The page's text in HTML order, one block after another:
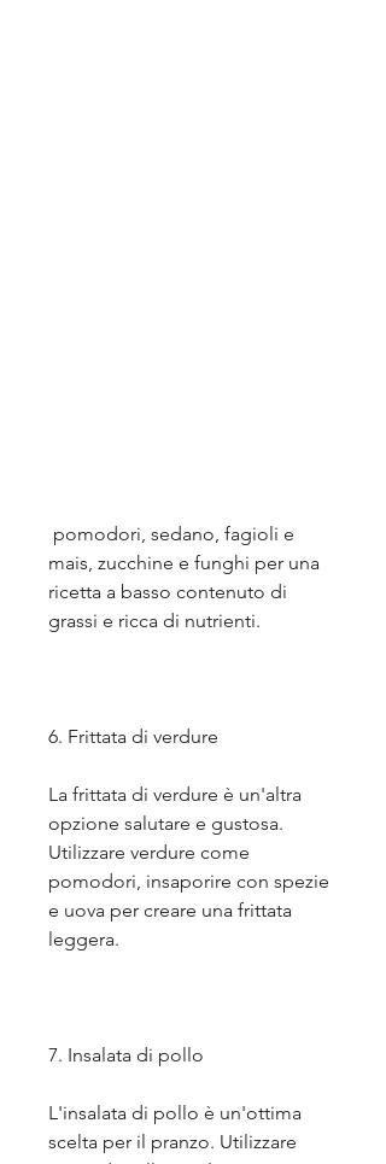
mais, zucchine e funghi per una
ricetta a basso contenuto di
grassi e ricca di nutrienti.
6. Frittata di verdure
La frittata di verdure è un'altra
opzione salutare e gustosa.
Utilizzare verdure come
pomodori, insaporire con spezie
e uova per creare una frittata
leggera.
7. Insalata di pollo
L'insalata di pollo è un'ottima
scelta per il pranzo. Utilizzare